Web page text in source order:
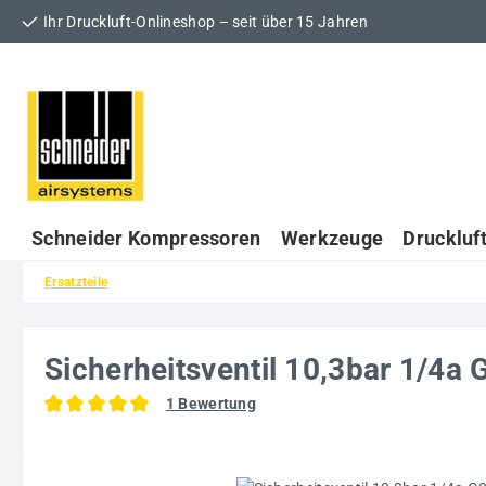
Hauptinhalt springen
Zur Suche springen
Zur Hauptnavigation springen
Ihr Druckluft-Onlineshop – seit über 15 Jahren
Schneider Kompressoren Werkzeuge
Ersatzteile
Sicherheitsventil 10,3bar 1/4a
1 Bewertung